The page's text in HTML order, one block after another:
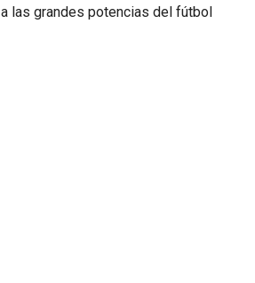
a las grandes potencias del fútbol